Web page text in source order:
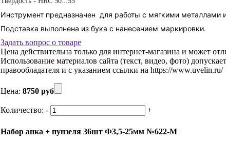
Инструмент предназначен для работы с мягкими металлами
Подставка выполнена из бука с нанесением маркировки.
Задать вопрос о товаре
Цена действительна только для интернет-магазина и может
Использование материалов сайта (текст, видео, фото)
правообладателя и с указанием ссылки на https://www.uvelin.ru/
Цена: 8750 руб
Количество: - +
Набор анка + пунзеля 36шт Ф3,5-25мм №622-М